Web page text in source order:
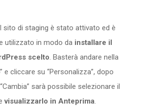
sito di staging è stato attivato ed è
utilizzato in modo da installare il
scelto. Basterà andare nella
e cliccare su “Personalizza”, dopo
sarà possibile selezionare il
visualizzarlo in Anteprima.